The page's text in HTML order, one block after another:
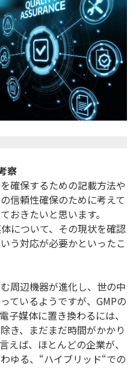
察
確保するための記載方法や
信頼性確保のために考えて
おきたいと思います。
について、その現状を確認
う対応が必要かといったこ
周辺機器が進化し、世の中
ているようですが、GMPの
子媒体に置き換わるには、
き、まだまだ時間がかかり
えば、ほとんどの企業が、
ゆる、“ハイブリッド“での